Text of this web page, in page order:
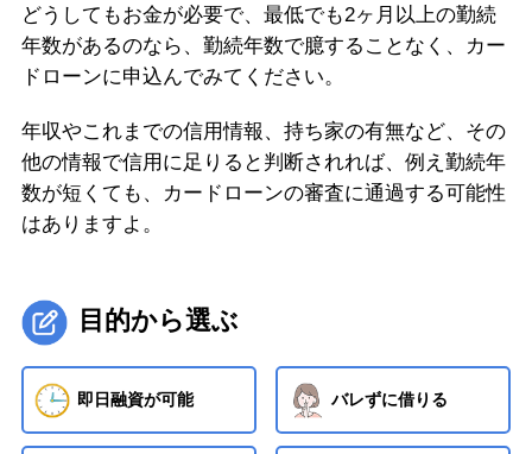
どうしてもお金が必要で、最低でも2ヶ月以上の勤続
年数があるのなら、勤続年数で臆することなく、カー
ドローンに申込んでみてください。
年収やこれまでの信用情報、持ち家の有無など、その
他の情報で信用に足りると判断されれば、例え勤続年
数が短くても、カードローンの審査に通過する可能性
はありますよ。
目的から選ぶ
即日融資が可能 バレずに借りる